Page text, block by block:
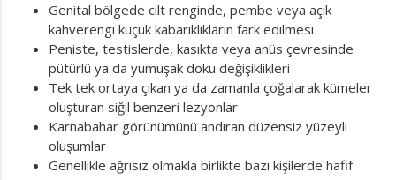
Genital bölgede cilt renginde, pembe veya açık
kahverengi küçük kabarıklıkların fark edilmesi
Peniste, testislerde, kasıkta veya anüs çevresinde
pütürlü ya da yumuşak doku değişiklikleri
Tek tek ortaya çıkan ya da zamanla çoğalarak kümeler
oluşturan siğil benzeri lezyonlar
Karnabahar görünümünü andıran düzensiz yüzeyli
oluşumlar
Genellikle ağrısız olmakla birlikte bazı kişilerde hafif